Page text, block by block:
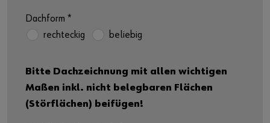
Dachform *
rechteckig
beliebig
Bitte Dachzeichnung mit allen wichtigen
Maßen inkl. nicht belegbaren Flächen
(Störflächen) beifügen!